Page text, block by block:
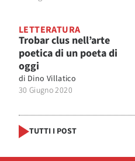
LETTERATURA
Trobar clus nell’arte
poetica di un poeta di
oggi
di Dino Villatico
30 Giugno 2020
TUTTI I POST